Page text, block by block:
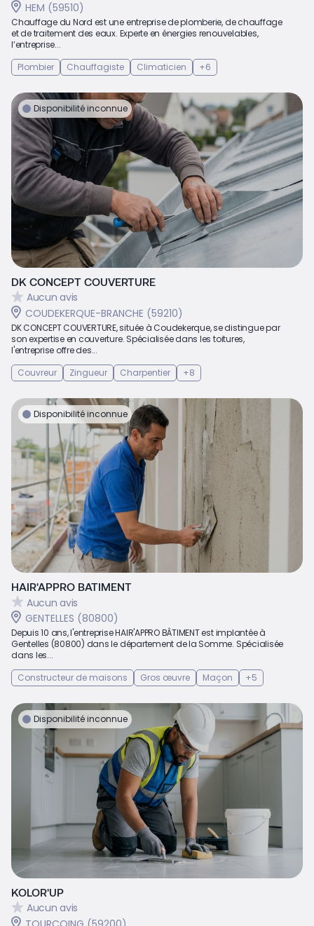
HEM (59510)
Chauffage du Nord est une entreprise de plomberie, de chauffage
et de traitement des eaux. Experte en énergies renouvelables,
l’entreprise...
Plombier
Chauffagiste Climaticien +6
Disponibilité inconnue
DK CONCEPT COUVERTURE
Aucun avis
COUDEKERQUE-BRANCHE (59210)
DK CONCEPT COUVERTURE, située à Coudekerque, se distingue par
son expertise en couverture. Spécialisée dans les toitures,
l'entreprise offre des...
Couvreur
Zingueur Charpentier +8
Disponibilité inconnue
HAIR'APPRO BATIMENT
Aucun avis
GENTELLES (80800)
Depuis 10 ans, l'entreprise HAIR'APPRO BÂTIMENT est implantée à
Gentelles (80800) dans le département de la Somme. Spécialisée
dans les...
Constructeur de maisons
Gros œuvre Maçon +5
Disponibilité inconnue
KOLOR'UP
Aucun avis